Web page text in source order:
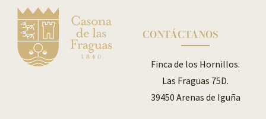
CONTÁCTANOS
Finca de los Hornillos.
Las Fraguas 75D.
39450 Arenas de Iguña